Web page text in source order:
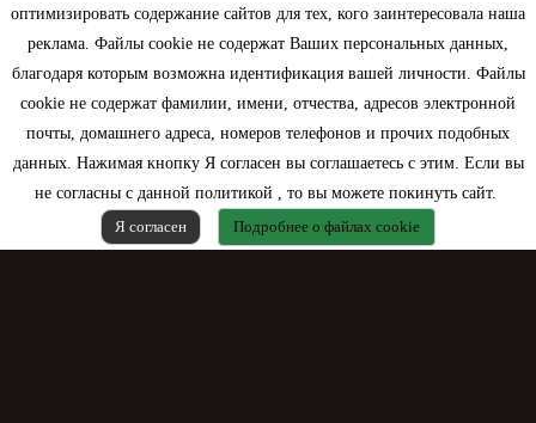
оптимизировать содержание сайтов для тех, кого заинтересовала наша
реклама. Файлы cookie не содержат Ваших персональных данных,
благодаря которым возможна идентификация вашей личности. Файлы
cookie не содержат фамилии, имени, отчества, адресов электронной
почты, домашнего адреса, номеров телефонов и прочих подобных
данных. Нажимая кнопку Я согласен вы соглашаетесь с этим. Если вы
не согласны с данной политикой , то вы можете покинуть сайт.
Я согласен
Подробнее о файлах cookie
Моя учетная запись
Контактная информация